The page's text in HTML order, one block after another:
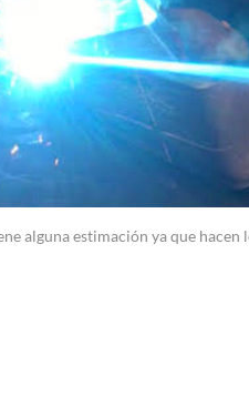
alguna estimación ya que